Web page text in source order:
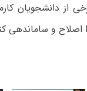
از دانشجویان
اصلاح و ساماندهی